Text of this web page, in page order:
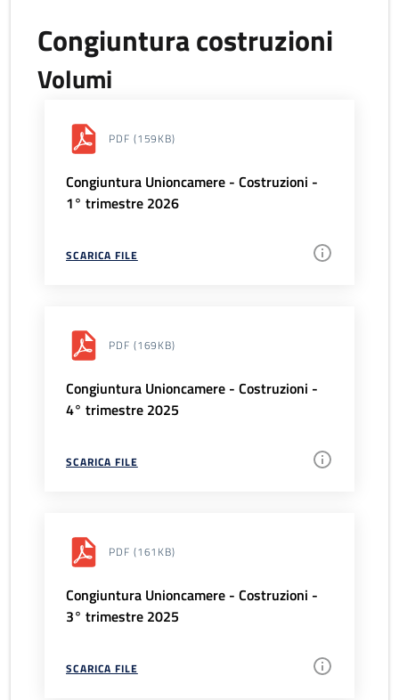
Congiuntura costruzioni
Volumi
PDF (159KB)
Congiuntura Unioncamere - Costruzioni -
1° trimestre 2026
SCARICA FILE
PDF (169KB)
Congiuntura Unioncamere - Costruzioni -
4° trimestre 2025
SCARICA FILE
PDF (161KB)
Congiuntura Unioncamere - Costruzioni -
3° trimestre 2025
SCARICA FILE